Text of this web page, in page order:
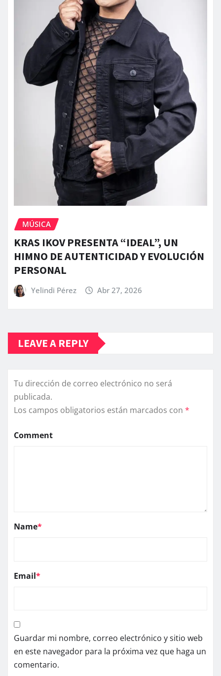
MÚSICA
KRAS IKOV PRESENTA “IDEAL”, UN
HIMNO DE AUTENTICIDAD Y EVOLUCIÓN
PERSONAL
Yelindi Pérez Abr 27, 2026
LEAVE A REPLY
Tu dirección de correo electrónico no será
publicada.
Los campos obligatorios están marcados con *
Comment
Name*
Email*
Guardar mi nombre, correo electrónico y sitio web
en este navegador para la próxima vez que haga un
comentario.